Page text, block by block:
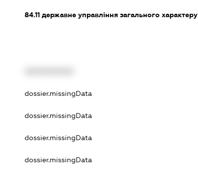
84.11 державне управління загального характеру
dossier.missingData
dossier.missingData
dossier.missingData
dossier.missingData